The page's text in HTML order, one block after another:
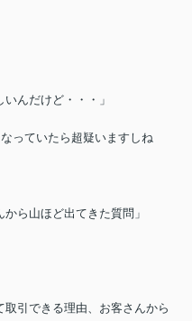
んだけど・・・」
っていたら超疑いますしね
ら山ほど出てきた質問」
引できる理由、お客さんから